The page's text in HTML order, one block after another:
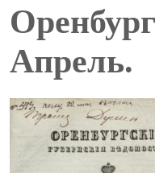
Апрель.